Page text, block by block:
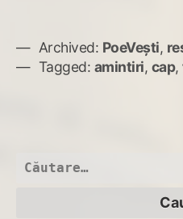
Archived: PoeVești,
Tagged: amintiri, cap,
Caută